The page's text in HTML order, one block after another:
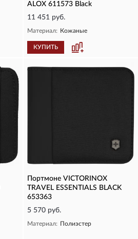
ALOX 611573 Black
11 451 руб.
Материал: Кожаные
КУПИТЬ
Портмоне VICTORINOX
TRAVEL ESSENTIALS BLACK
653363
5 570 руб.
Материал: Полиэстер